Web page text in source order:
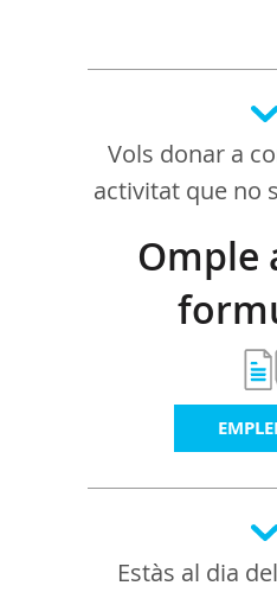
Vols donar a
activitat que no
Omple
Estàs al dia